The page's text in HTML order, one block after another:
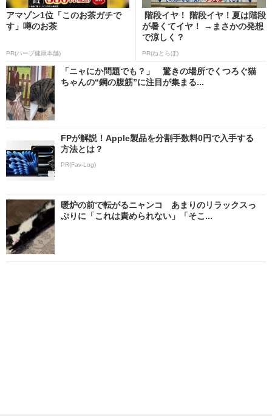
アマゾン1位「このお茶ガチで
す」噂のお茶
PR(ハーブ健康本舗)
階段イヤ！ 階段イヤ！夏は階段
が暑くてイヤ！ →まさかの発想
で涼しく？
PR(ねとらぼ)
「ニャにか問題でも？」 驚きの場所でくつろぐ猫
ちゃんの“鋼の腹筋”に注目が集まる...
FPが解説！Apple製品を分割手数料0円で入手する
方法とは？
PR(Fav-Log)
暖炉の前で転がるニャンコ あまりのリラックスっ
ぷりに「これは責められない」「そこ...